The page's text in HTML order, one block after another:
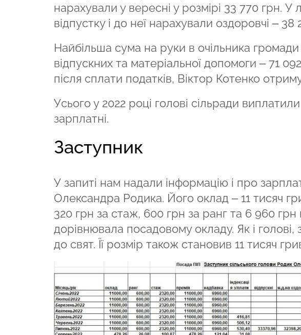
нарахували у вересні у розмірі 33 770 грн. У
відпустку і до неї нарахували оздоровчі – 38
Найбільша сума на руки в очільника
відпускних та матеріальної допомоги – 71
після сплати податків, Віктор Котенко
Усього у 2022 році голові сільради
зарплатні.
Заступник
У запиті нам надали інформацію і про
Олександра Родика. Його оклад – 11 тисяч
320 грн за стаж, 600 грн за ранг та 6 960
дорівнювала посадовому окладу. Як і
до свят. Її розмір також становив 11 тисяч